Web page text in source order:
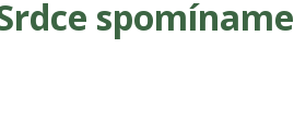
spomíname